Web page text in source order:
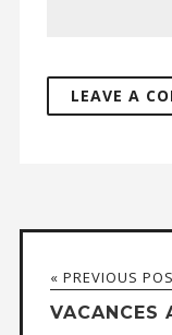
« PREVIOUS
VACANCES